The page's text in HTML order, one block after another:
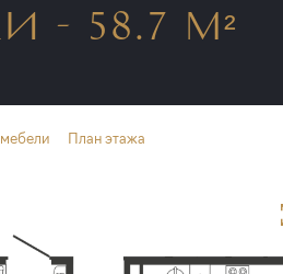
- 58.7 М²
План этажа